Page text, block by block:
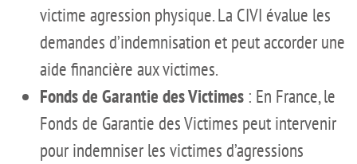
victime agression physique. La CIVI évalue les
demandes d’indemnisation et peut accorder une
aide financière aux victimes.
Fonds de Garantie des Victimes : En France, le
Fonds de Garantie des Victimes peut intervenir
pour indemniser les victimes d’agressions